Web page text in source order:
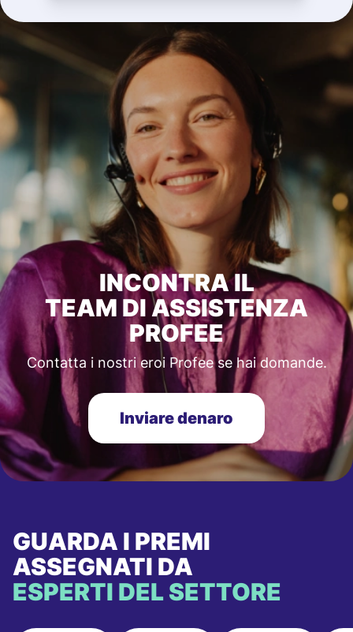
INCONTRA IL
TEAM DI ASSISTENZA
PROFEE
Contatta i nostri eroi Profee se hai domande.
Inviare denaro
GUARDA I PREMI
ASSEGNATI DA
ESPERTI DEL SETTORE